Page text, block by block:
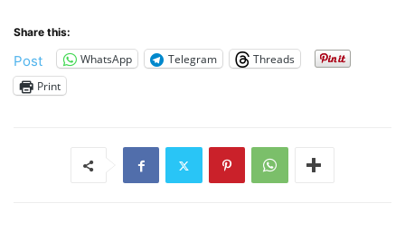
Share this:
Post WhatsApp Telegram
Threads
Print